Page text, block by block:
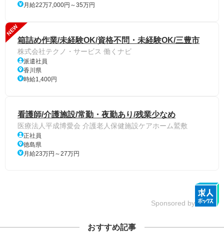
月給22万7,000円～35万円
NEW
箱詰め作業/未経験OK/資格不問・未経験OK/三豊市
株式会社テクノ・サービス 働くナビ
派遣社員
香川県
時給1,400円
看護師/介護施設/常勤・夜勤あり/残業少なめ
医療法人平成博愛会 介護老人保健施設ケアホーム鷲敷
正社員
徳島県
月給23万円～27万円
Sponsored by
おすすめ記事